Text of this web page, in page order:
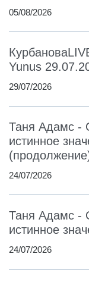
05/08/2026
Yunus
29/07/2026
Таня Адамс -
истинное
24/07/2026
Таня Адамс -
истинное
24/07/2026